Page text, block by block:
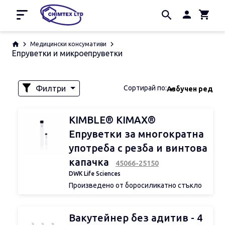
Начало
За нас
Медицински консумативи
Епруветки и микроепруветки
Филтри Сортирай по:Азбучен ред
KIMBLE® KIMAX®
Епруветки за многократна
употреба с резба и винтова
капачка
45066-25150
DWK Life Sciences
Произведено от боросиликатно стъкло
Серия 45066 е проектирана съгласно
Вакутейнер без адитив - 4